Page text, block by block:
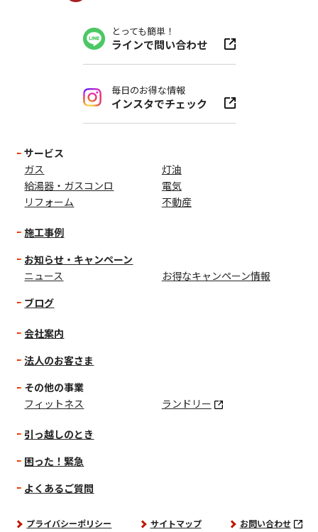
とっても簡単！
ラインで問い合わせ
毎日のお得な情報
インスタでチェック
サービス
ガス
灯油
給湯器・ガスコンロ
電気
リフォーム
不動産
施工事例
お知らせ・キャンペーン
ニュース
お得なキャンペーン情報
ブログ
会社案内
法人のお客さま
その他の事業
フィットネス
ランドリー
引っ越しのとき
困った！緊急
よくあるご質問
プライバシーポリシー サイトマップ お問い合わせ